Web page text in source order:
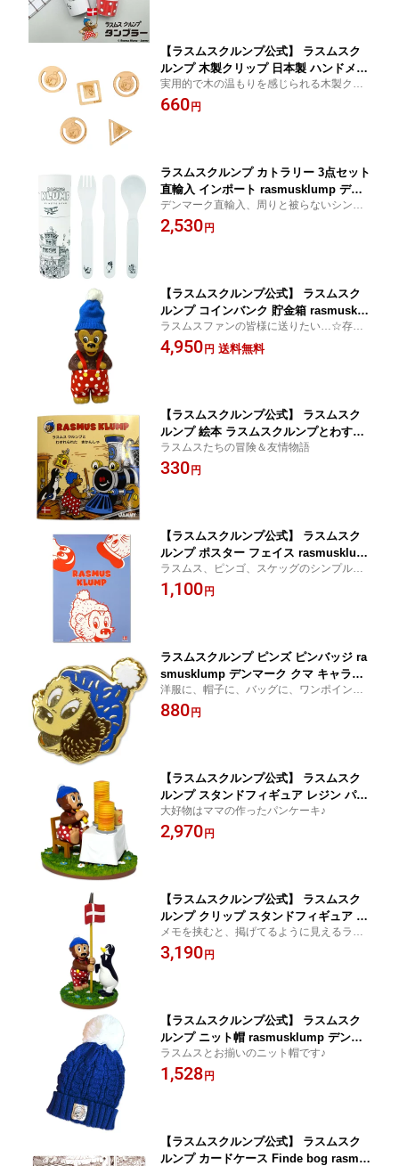
【ラスムスクルンプ公式】 ラスムスク
ルンプ 木製クリップ 日本製 ハンドメイ
ド 手作り 天然木 rasmusklump デンマ
ーク クマ キャラクター 動物 かわいい
実用的で木の温もりを感じられる木製クリ
ップです。
660円
ラスムスクルンプ カトラリー 3点セット
直輸入 インポート rasmusklump デン
マーク クマ キャラクター 動物 かわい
い おしゃれ 北欧 北欧雑貨 雑貨 子供 海
デンマーク直輸入、周りと被らないシンプ
ルかわいいカトラリーセットです。
2,530円
【ラスムスクルンプ公式】 ラスムスク
ルンプ コインバンク 貯金箱 rasmusklu
mp デンマーク クマ キャラクター 動物
かわいい おしゃれ 北欧 北欧雑貨 雑貨
ラスムスファンの皆様に送りたい…☆存在
感抜群のフィギュア型貯金箱♪
4,950円 送料無料
【ラスムスクルンプ公式】 ラスムスク
ルンプ 絵本 ラスムスクルンプとわすれ
られたきかんしゃ rasmusklump デンマ
ーク クマ キャラクター 動物 かわいい
ラスムスたちの冒険＆友情物語
330円
【ラスムスクルンプ公式】 ラスムスク
ルンプ ポスター フェイス rasmusklum
p デンマーク クマ キャラクター 動物 か
わいい おしゃれ 北欧 北欧雑貨 雑貨 子
ラスムス、ピンゴ、スケッグのシンプルデ
ザイン♪
1,100円
ラスムスクルンプ ピンズ ピンバッジ ra
smusklump デンマーク クマ キャラク
ター 動物 かわいい おしゃれ 北欧 北欧
雑貨 雑貨 子供 海外 ギフト プレゼント
洋服に、帽子に、バッグに、ワンポイント
のアクセント♪
880円
【ラスムスクルンプ公式】 ラスムスク
ルンプ スタンドフィギュア レジン パン
ケーキ rasmusklump デンマーク クマ
キャラクター 動物 かわいい おしゃれ
大好物はママの作ったパンケーキ♪
2,970円
【ラスムスクルンプ公式】 ラスムスク
ルンプ クリップ スタンドフィギュア レ
ジン フラッグ rasmusklump デンマー
ク クマ キャラクター 動物 かわいい お
メモを挟むと、掲げてるように見えるラス
ムスがかわいい♪
3,190円
【ラスムスクルンプ公式】 ラスムスク
ルンプ ニット帽 rasmusklump デンマ
ーク クマ キャラクター 動物 かわいい
おしゃれ 北欧 北欧雑貨 雑貨 子供 海外
ラスムスとお揃いのニット帽です♪
1,528円
【ラスムスクルンプ公式】 ラスムスク
ルンプ カードケース Finde bog rasmu